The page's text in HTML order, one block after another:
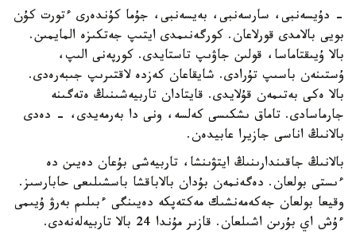
- دۇيسەنبى، سارسەنبى، بەيسەنبى، جۇما كۇندەرى ءتورت كۇن
بويى بالامدى قورلاعان. كورگەنىمدى ايتىپ جەتكىزە المايمىن.
بالا ۇيىقتاماسا، قولىن جاۋىپ تاستايدى. كورپەنى الىپ،
ۇستىنەن باسىپ تۇرادى. شايقاعان كەزدە لاقتىرىپ جىبەرەدى.
بالا ەكى بەتىمەن قۇلايدى. قايتادان تاربيەشىنىڭ ەتەگىنە
جارماسادى. تاماق ىشكىسى كەلسە، ونى دا بەرمەيدى، - دەدى
بالانىڭ اناسى جازيرا عابيدەن.
بالانىڭ جاقىندارىنىڭ ايتۋىنشا، تاربيەشى بۇعان دەيىن دە
ءىستى بولعان. دەگەنمەن بۇدان بالاباقشا باسشىلىعى حابارسىز.
وقيعا بولعان جەكەمەنشىك مەكتەپكە دەيىنگى ءبىلىم بەرۋ ۇيىمى
ءۇش اي بۇرىن اشىلعان. قازىر مۇندا 24 بالا تاربيەلەنەدى.